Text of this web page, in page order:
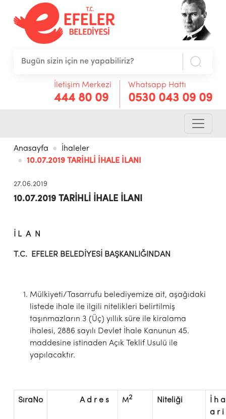
İletişim Merkezi
444 80 09
Whatsapp Hattı
0530 043 09 09
Anasayfa
İhaleler
10.07.2019 TARİHLİ İHALE İLANI
27.06.2019
10.07.2019 TARİHLİ İHALE İLANI
İ L A N
T.C. EFELER BELEDİYESİ BAŞKANLIĞINDAN
Mülkiyeti/Tasarrufu belediyemize ait, aşağıdaki
listede ihale ile ilgili nitelikleri belirtilmiş
taşınmazların 3 (Üç) yıllık süre ile kiralama
ihalesi, 2886 sayılı Devlet İhale Kanunun 45.
maddesine istinaden Açık Teklif Usulü ile
yapılacaktır.
SıraNo A d r e s M2 Niteliği
İ h
a r i